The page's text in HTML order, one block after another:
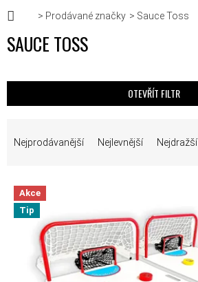
Domů
Prodávané značky Sauce Toss
SAUCE TOSS
OTEVŘÍT FILTR
Nejprodávanější Nejlevnější Nejdražší
VÝPIS PRODUKTŮ
Akce
Tip